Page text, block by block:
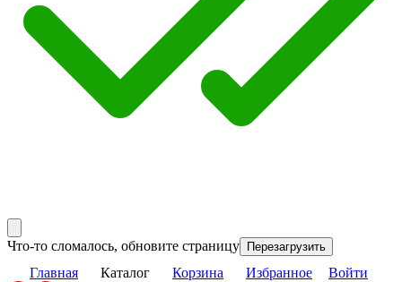
Что-то сломалось, обновите страницу Перезагрузить
Главная Каталог Корзина Избранное Войти